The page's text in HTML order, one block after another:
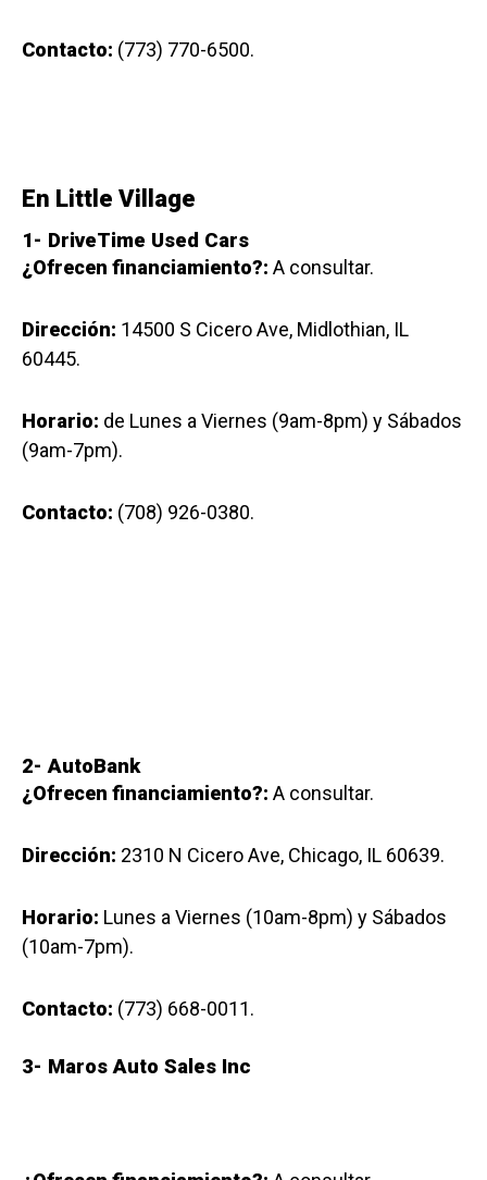
Contacto: (773) 770-6500.
En Little Village
1- DriveTime Used Cars
¿Ofrecen financiamiento?: A consultar.
Dirección: 14500 S Cicero Ave, Midlothian, IL
60445.
Horario: de Lunes a Viernes (9am-8pm) y Sábados
(9am-7pm).
Contacto: (708) 926-0380.
2-AutoBank
¿Ofrecen financiamiento?: A consultar.
Dirección: 2310 N Cicero Ave, Chicago, IL 60639.
Horario: Lunes a Viernes (10am-8pm) y Sábados
(10am-7pm).
Contacto: (773) 668-0011.
3- Maros Auto Sales Inc